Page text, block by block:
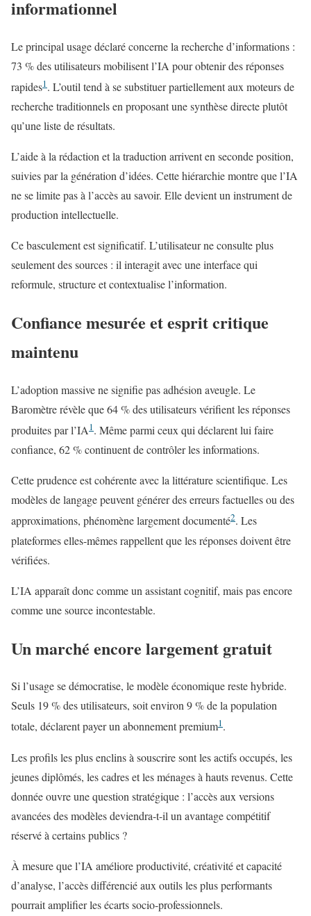
informationnel
Le principal usage déclaré concerne la recherche d’informations :
73 % des utilisateurs mobilisent l’IA pour obtenir des réponses
rapides1. L’outil tend à se substituer partiellement aux moteurs de
recherche traditionnels en proposant une synthèse directe plutôt
qu’une liste de résultats.
L’aide à la rédaction et la traduction arrivent en seconde position,
suivies par la génération d’idées. Cette hiérarchie montre que l’IA
ne se limite pas à l’accès au savoir. Elle devient un instrument de
production intellectuelle.
Ce basculement est significatif. L’utilisateur ne consulte plus
seulement des sources : il interagit avec une interface qui
reformule, structure et contextualise l’information.
Confiance mesurée et esprit critique
maintenu
L’adoption massive ne signifie pas adhésion aveugle. Le
Baromètre révèle que 64 % des utilisateurs vérifient les réponses
produites par l’IA1. Même parmi ceux qui déclarent lui faire
confiance, 62 % continuent de contrôler les informations.
Cette prudence est cohérente avec la littérature scientifique. Les
modèles de langage peuvent générer des erreurs factuelles ou des
approximations, phénomène largement documenté2. Les
plateformes elles-mêmes rappellent que les réponses doivent être
vérifiées.
L’IA apparaît donc comme un assistant cognitif, mais pas encore
comme une source incontestable.
Un marché encore largement gratuit
Si l’usage se démocratise, le modèle économique reste hybride.
Seuls 19 % des utilisateurs, soit environ 9 % de la population
totale, déclarent payer un abonnement premium1.
Les profils les plus enclins à souscrire sont les actifs occupés, les
jeunes diplômés, les cadres et les ménages à hauts revenus. Cette
donnée ouvre une question stratégique : l’accès aux versions
avancées des modèles deviendra-t-il un avantage compétitif
réservé à certains publics ?
À mesure que l’IA améliore productivité, créativité et capacité
d’analyse, l’accès différencié aux outils les plus performants
pourrait amplifier les écarts socio-professionnels.